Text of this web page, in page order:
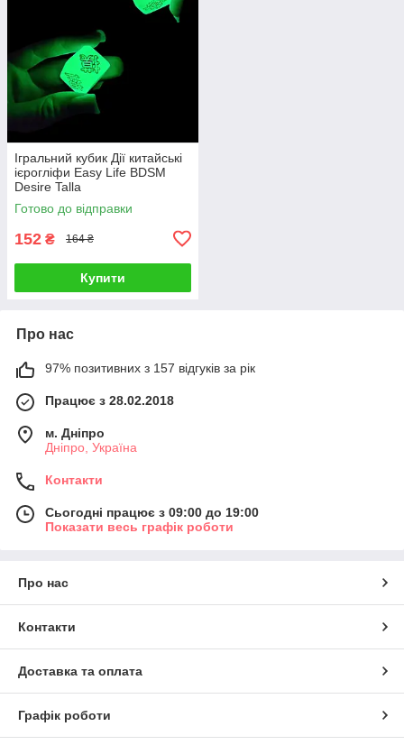
Ігральний кубик Дії китайські
ієрогліфи Easy Life BDSM
Desire Talla
Готово до відправки
152 ₴ 164 ₴
Купити
Про нас
97% позитивних з 157 відгуків за рік
Працює з 28.02.2018
м. Дніпро
Дніпро, Україна
Контакти
Сьогодні працює з 09:00 до 19:00
Показати весь графік роботи
Про нас
Контакти
Доставка та оплата
Графік роботи